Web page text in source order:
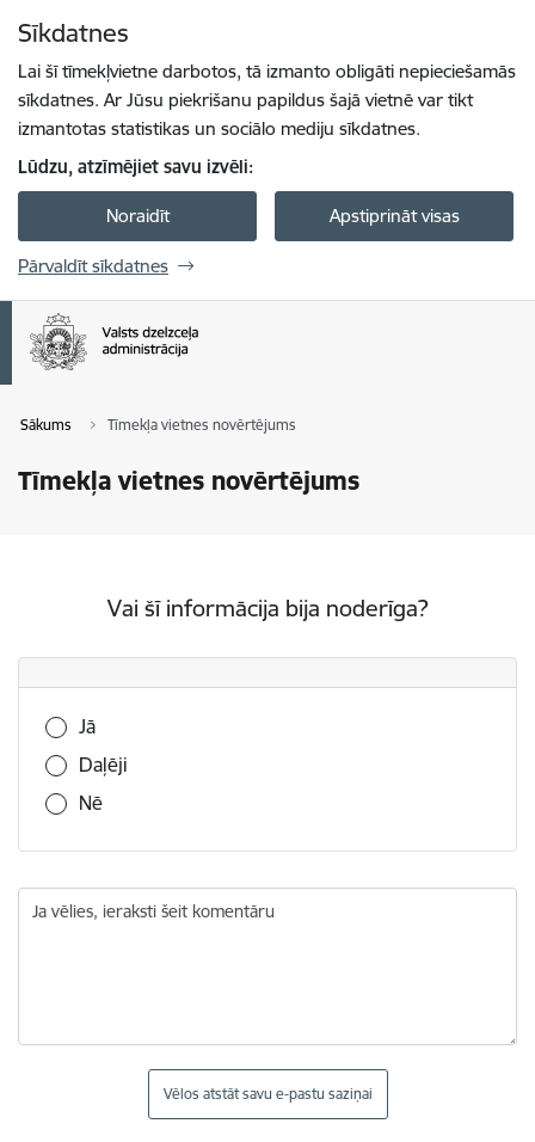
Sīkdatnes
Lai šī tīmekļvietne darbotos, tā izmanto obligāti nepieciešamās
sīkdatnes. Ar Jūsu piekrišanu papildus šajā vietnē var tikt
izmantotas statistikas un sociālo mediju sīkdatnes.
Lūdzu, atzīmējiet savu izvēli:
Noraidīt Apstiprināt visas
Pārvaldīt sīkdatnes
Sākums Tīmekļa vietnes novērtējums
Tīmekļa vietnes novērtējums
Vai šī informācija bija noderīga?
Vai šī informācija bija noderīga?
Jā
Daļēji
Nē
Ja vēlies, ieraksti šeit komentāru
Vēlos atstāt savu e-pastu saziņai